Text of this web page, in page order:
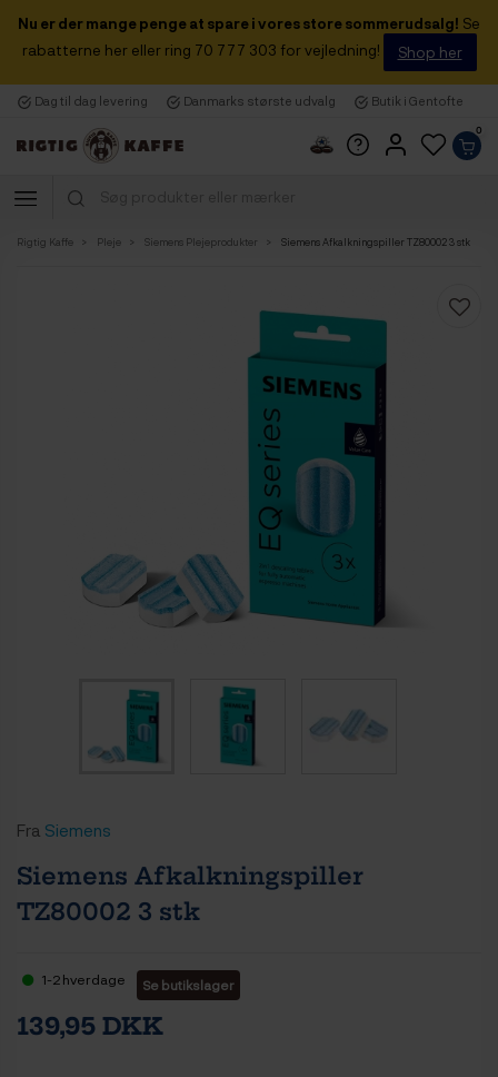
Nu er der mange penge at spare i vores store sommerudsalg! Se
rabatterne her eller ring 70 777 303 for vejledning!
Shop her
Dag til dag levering Danmarks største udvalg Butik i Gentofte
0
Rigtig Kaffe Pleje Siemens Plejeprodukter Siemens Afkalkningspiller TZ80002 3 stk
Fra Siemens
Siemens Afkalkningspiller
TZ80002 3 stk
1-2 hverdage Se butikslager
139,95 DKK